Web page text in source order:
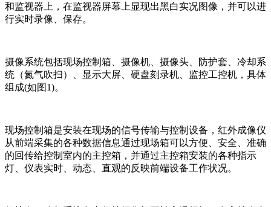
和监视器上，在监视器屏幕上显现出黑白实况图像，并可以进
行实时录像、保存。
摄像系统包括现场控制箱、摄像机、摄像头、防护套、冷却系
统（氮气吹扫）、显示大屏、硬盘刻录机、监控工控机，具体
组成(如图1)。
现场控制箱是安装在现场的信号传输与控制设备，红外成像仪
从前端采集的各种数据信息通过现场箱可以方便、安全、准确
的回传给控制室内的主控箱，并通过主控箱安装的各种指示
灯、仪表实时、动态、直观的反映前端设备工作状况。